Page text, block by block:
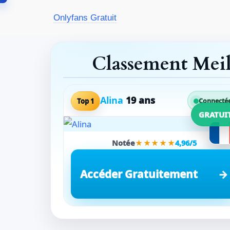
Onlyfans Gratuit
Classement
Top 1 Alina 19 ans
Notée★★★★★4,96/5
Accéder Gratuitement